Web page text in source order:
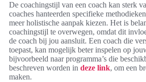
De coachingstijl van een coach kan sterk
coaches hanteerden specifieke
meer holistische aanpak kiezen. Het is
coachingstijl te overwegen, omdat dit
de coach bij jou aansluit. Een coach die
toepast, kan mogelijk beter inspelen op
bijvoorbeeld naar programma’s die
beschreven worden in deze link, om een
maken.